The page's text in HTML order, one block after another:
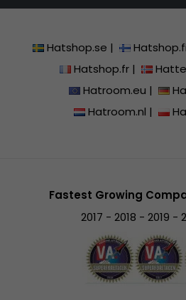
Hatshop.se | Hatshop.fi
Hatshop.fr|
Hatroom.eu |
Hatroom.nl |
Fastest Growing
2017 - 2018 - 2019 -